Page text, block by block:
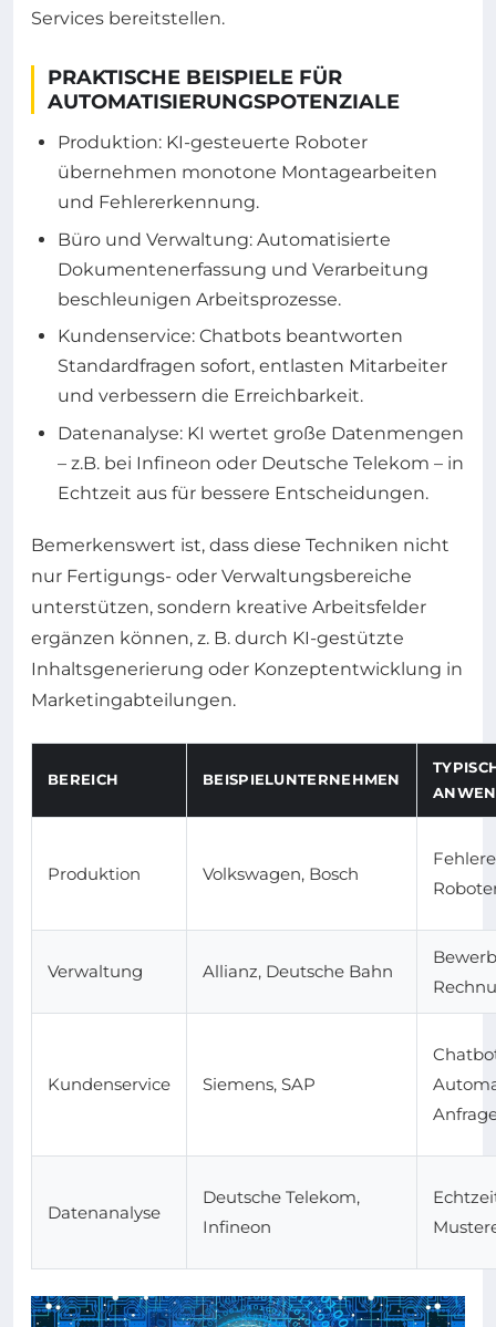
Services bereitstellen.
PRAKTISCHE BEISPIELE FÜR
AUTOMATISIERUNGSPOTENZIALE
Produktion: KI-gesteuerte Roboter
übernehmen monotone Montagearbeiten
und Fehlererkennung.
Büro und Verwaltung: Automatisierte
Dokumentenerfassung und Verarbeitung
beschleunigen Arbeitsprozesse.
Kundenservice: Chatbots beantworten
Standardfragen sofort, entlasten Mitarbeiter
und verbessern die Erreichbarkeit.
Datenanalyse: KI wertet große Datenmengen
– z.B. bei Infineon oder Deutsche Telekom – in
Echtzeit aus für bessere Entscheidungen.
Bemerkenswert ist, dass diese Techniken nicht
nur Fertigungs- oder Verwaltungsbereiche
unterstützen, sondern kreative Arbeitsfelder
ergänzen können, z. B. durch KI-gestützte
Inhaltsgenerierung oder Konzeptentwicklung in
Marketingabteilungen.
BEREICH BEISPIELUNTERNEHMEN
Produktion Volkswagen, Bosch
Verwaltung Allianz, Deutsche Bahn
Kundenservice Siemens, SAP
Datenanalyse
Deutsche Telekom,
Infineon